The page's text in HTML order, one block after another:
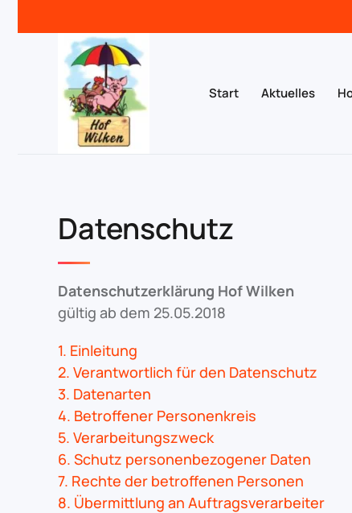
Zum Hauptinhalt springen
Start Aktuelles
Datenschutz
Datenschutzerklärung Hof Wilken
gültig ab dem 25.05.2018
1. Einleitung
2. Verantwortlich für den Datenschutz
3. Datenarten
4. Betroffener Personenkreis
5. Verarbeitungszweck
6. Schutz personenbezogener Daten
7. Rechte der betroffenen Personen
8. Übermittlung an Auftragsverarbeiter